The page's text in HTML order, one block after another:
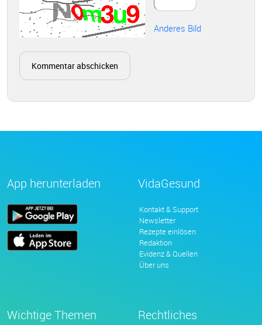
Anderes Bild
App herunterladen VidaGesund
Kontakt & Support
Newsletter
Rezepte einlösen
Redaktion
Evidenz & Quellen
Über uns
Wichtige Themen Rechtliches